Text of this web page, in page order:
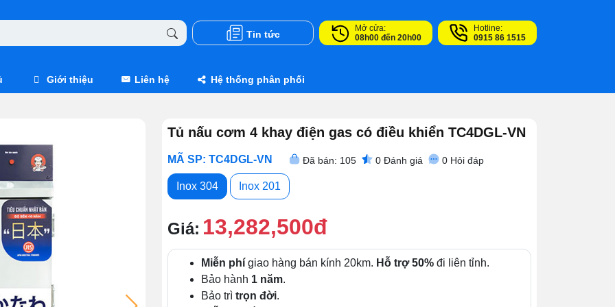
Tin tức
Mở cửa:
08h00 đến 20h00
Hotline:
0915 86 1515
Giới thiệu Liên hệ Hệ thống phân phối
Tủ nấu cơm 4 khay điện gas có điều khiển TC4DGL-VN
MÃ SP: TC4DGL-VN Đã bán: 105 0 Đánh giá 0 Hỏi đáp
Inox 304 Inox 201
Giá: 13,282,500đ
Miễn phí giao hàng bán kính 20km. Hỗ trợ 50% đi liên tỉnh.
Bảo hành 1 năm.
Bảo trì trọn đời.